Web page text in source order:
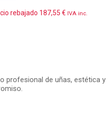
rebajado 187,55 € IVA inc.
profesional de uñas, estética y